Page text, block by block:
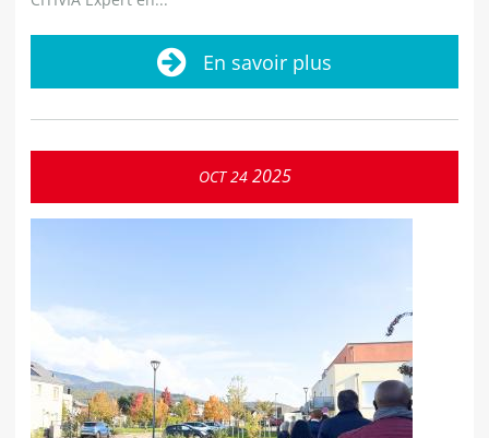
En savoir plus
OCT 24 2025